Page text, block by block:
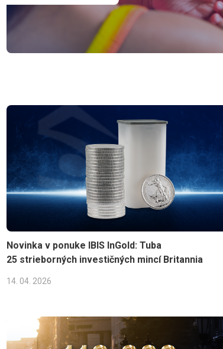
Novinka v ponuke IBIS InGold: Tuba
25 strieborných investičných mincí Britannia
14. 04. 2026